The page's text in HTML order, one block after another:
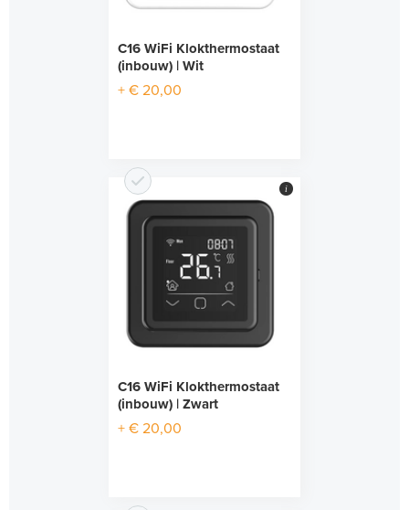
C16 WiFi Klokthermostaat
(inbouw) | Wit
+ € 20,00
C16 WiFi Klokthermostaat
(inbouw) | Zwart
+ € 20,00
i